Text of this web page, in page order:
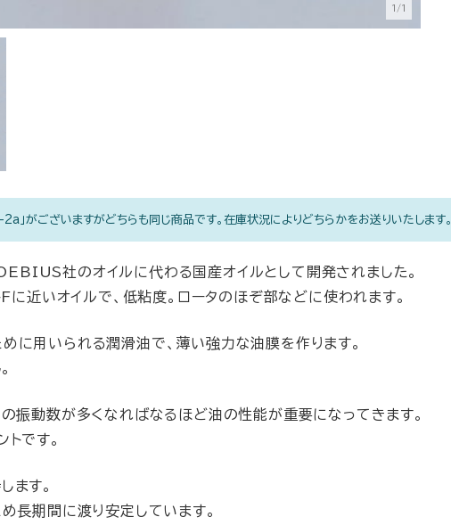
1/1
」がございますがどちらも同じ商品です。在庫状況によりどちらかをお送りいたします。
社のオイルに代わる国産オイルとして開発されました。
近いオイルで、低粘度。ロータのほぞ部などに使われます。
に用いられる潤滑油で、薄い強力な油膜を作ります。
振動数が多くなればなるほど油の性能が重要になってきます。
です。
ます。
長期間に渡り安定しています。